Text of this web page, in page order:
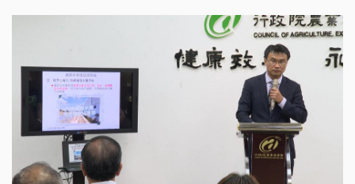
長有多人出問題，前崁頂鄉長林光華跟恆春鎮長盧玉
棟都因賄選被判當選無效，林光華